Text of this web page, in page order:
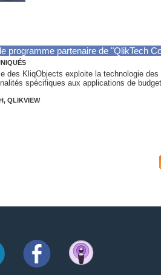
programme partenaire de "QlikTech
des KliqObjects exploite la technologie
spécifiques aux applications de
, QLIKVIEW